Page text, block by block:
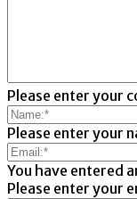
Please enter your
Please enter your
You have entered
Please enter your